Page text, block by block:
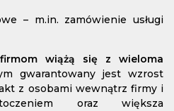
– m.in. zamówienie usługi
wiążą się z wieloma
gwarantowany jest wzrost
z osobami wewnątrz firmy i
oraz większa